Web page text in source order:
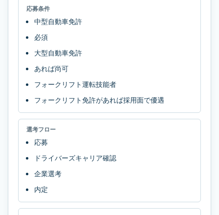
応募条件
中型自動車免許
必須
大型自動車免許
あれば尚可
フォークリフト運転技能者
フォークリフト免許があれば採用面で優遇
選考フロー
応募
ドライバーズキャリア確認
企業選考
内定